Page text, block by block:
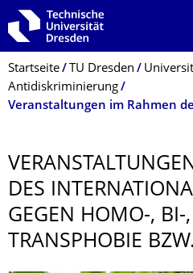
Zur Hauptnavigation springen
Zur Suche springen
Zum Inhalt springen
Breadcrumb-Menü
Startseite TU Dresden
Antidiskriminierung
DES
GEGEN HOMO-, BI-
TRANSPHOBIE